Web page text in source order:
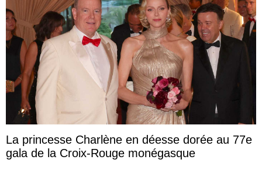
La princesse Charlène en déesse dorée au 77e
gala de la Croix-Rouge monégasque